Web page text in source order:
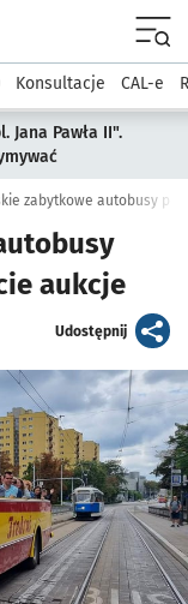
Rozmawia
Konsultacje CAL-e
Pawła II".
zabytkowe autobusy
aukcje
Udostępnijartykuł